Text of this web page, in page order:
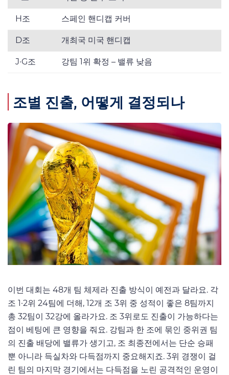
H조 스페인 핸디캡 커버
D조 개최국 미국 핸디캡
J·G조 강팀 1위 확정 – 밸류 낮음
조별 진출, 어떻게 결정되나
이번 대회는 48개 팀 체제라 진출 방식이 예전과 달라요. 각
조 1·2위 24팀에 더해, 12개 조 3위 중 성적이 좋은 8팀까지
총 32팀이 32강에 올라가요. 조 3위로도 진출이 가능하다는
점이 베팅에 큰 영향을 줘요. 강팀과 한 조에 묶인 중위권 팀
의 진출 배당에 밸류가 생기고, 조 최종전에서는 단순 승패
뿐 아니라 득실차와 다득점까지 중요해지죠. 3위 경쟁이 걸
린 팀의 마지막 경기에서는 다득점을 노린 공격적인 운영이